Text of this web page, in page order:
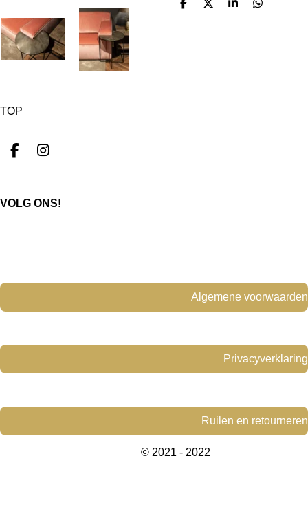
D
D
S
D
TOP
F
b
I
a
VOLG ONS!
Algemene voorwaarden
Privacyverklaring
Ruilen en retourneren
© 2021 - 2022